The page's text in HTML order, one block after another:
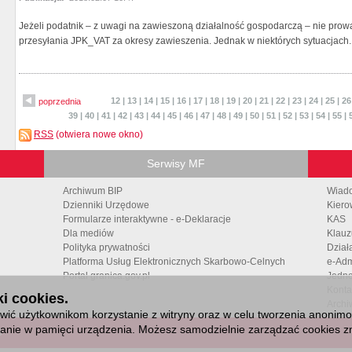
Jeżeli podatnik – z uwagi na zawieszoną działalność gospodarczą – nie
przesyłania JPK_VAT za okresy zawieszenia. Jednak w niektórych sytuacjach...
poprzednia 12 | 13 | 14 | 15 | 16 | 17 | 18 | 19 | 20 | 21 | 22 | 23 | 24 | 25 | 26
39| 40| 41 | 42| 43| 44| 45| 46| 47| 48| 49| 50| 51 | 52| 53| 54| 55|
RSS (otwiera nowe okno)
Serwisy MF
Archiwum BIP
Dzienniki Urzędowe
Formularze interaktywne - e-Deklaracje
Dla mediów
Polityka prywatności
Platforma Usług Elektronicznych Skarbowo-Celnych
Portal granica.gov.pl
KAS
e-
cookies.
użytkownikom korzystanie z witryny oraz w celu tworzenia
w pamięci urządzenia. Możesz samodzielnie zarządzać cookies